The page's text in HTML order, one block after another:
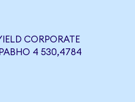
CORPORATE
РАВНО 4 530,4784